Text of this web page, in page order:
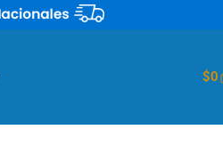
$0